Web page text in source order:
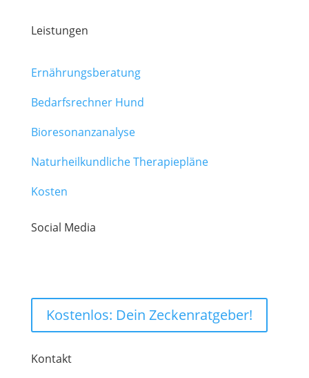
Leistungen
Ernährungsberatung
Bedarfsrechner Hund
Bioresonanzanalyse
Naturheilkundliche Therapiepläne
Kosten
Social Media
Kostenlos: Dein Zeckenratgeber!
Kontakt